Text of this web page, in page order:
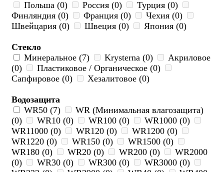
Польша (0)
Россия (0)
Турция (0)
Финляндия (0)
Франция (0)
Чехия (0)
Швейцария (0)
Швеция (0) Япония (0)
Стекло
Минеральное (7)
Krysterna (0)
Акриловое
(0)
Пластиковое / Органическое (0)
Сапфировое (0)
Хезалитовое (0)
Водозащита
WR50 (7)
WR (Минимальная влагозащита)
(0)
WR10 (0) WR100 (0)
WR1000 (0)
WR11000 (0)
WR120 (0)
WR1200 (0)
WR1220 (0)
WR150 (0)
WR1500 (0)
WR180 (0)
WR20 (0) WR200 (0)
WR2000
(0)
WR30 (0) WR300 (0)
WR3000 (0)